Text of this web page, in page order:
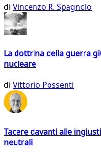
di Vincenzo R. Spagnolo
La dottrina della guerra
nucleare
di Vittorio Possenti
Tacere davanti alle
neutrali